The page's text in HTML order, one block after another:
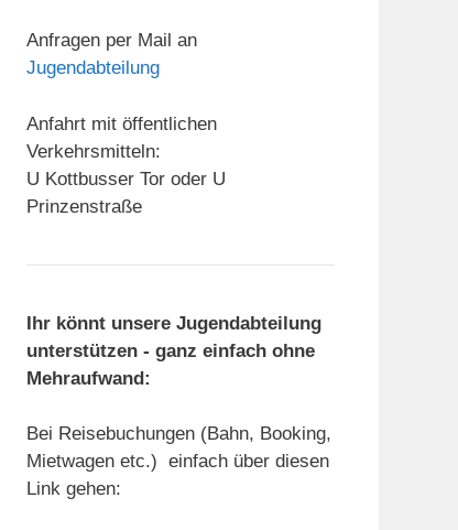
Anfragen per Mail an
Jugendabteilung
Anfahrt mit öffentlichen
Verkehrsmitteln:
U Kottbusser Tor oder U
Prinzenstraße
Ihr könnt unsere Jugendabteilung
unterstützen - ganz einfach ohne
Mehraufwand:
Bei Reisebuchungen (Bahn, Booking,
Mietwagen etc.) einfach über diesen
Link gehen: